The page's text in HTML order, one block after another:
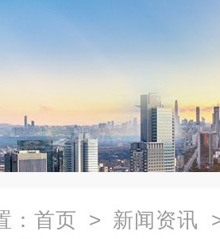
： 首页 > 新闻资讯